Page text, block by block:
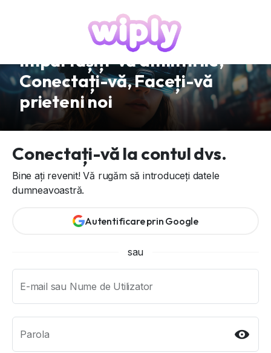
Împărtășiți-vă amintirile,
Conectați-vă, Faceți-vă
prieteni noi
Conectați-vă la contul dvs.
Bine ați revenit! Vă rugăm să introduceți datele
dumneavoastră.
Autentificare prin Google
sau
E-mail sau Nume de Utilizator
Parola